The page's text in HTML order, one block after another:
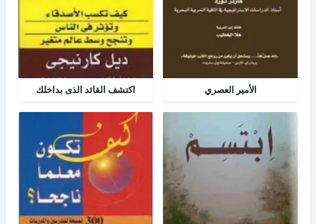
الأمير العصري اكتشف القائد الذى بداخلك